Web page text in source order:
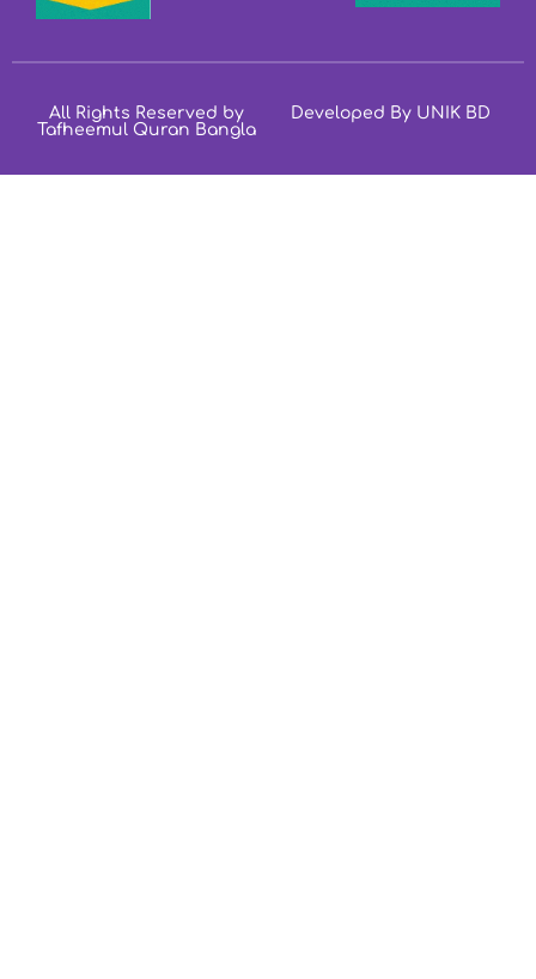
All Rights Reserved by
Tafheemul Quran Bangla
Developed By UNIK BD